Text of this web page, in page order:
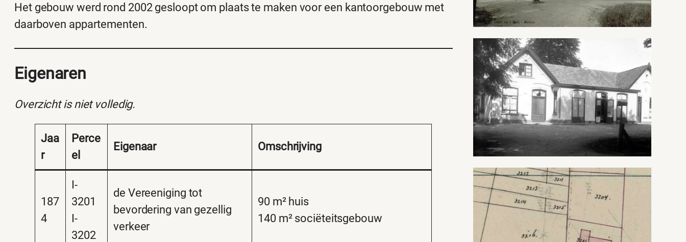
Het gebouw werd rond 2002 gesloopt om plaats te maken voor een kantoorgebouw met
daarboven appartementen.
Eigenaren
Overzicht is niet volledig.
Jaa
r
Perce
el
Eigenaar Omschrijving
187
4
I-
3201
I-
3202
de Vereeniging tot
bevordering van gezellig
verkeer
90 m² huis
140 m² sociëteitsgebouw